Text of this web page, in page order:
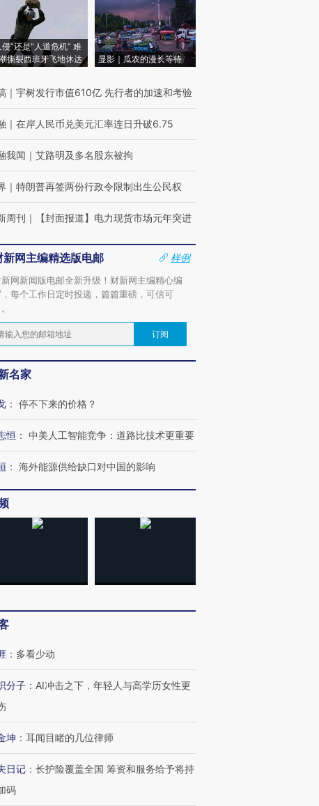
侵”还是“人道危机” 难
撕裂西班牙飞地休达
显影｜瓜农的漫长等待
｜ 宇树发行市值610亿 先行者的加速和考验
｜ 在岸人民币兑美元汇率连日升破6.75
我闻 ｜ 艾路明及多名股东被拘
｜ 特朗普再签两份行政令限制出生公民权
周刊 ｜ 【封面报道】电力现货市场元年突进
新网主编精选版电邮
样例
新网新闻版电邮全新升级！财新网主编精心编
每个工作日定时投递，篇篇重磅，可信可
订阅
名家
： 停不下来的价格？
恒 ： 中美人工智能竞争：道路比技术更重要
： 海外能源供给缺口对中国的影响
： 多看少动
分子 ： AI冲击之下，年轻人与高学历女性更
坤 ： 耳闻目睹的几位律师
日记 ： 长护险覆盖全国 筹资和服务给予将持
码